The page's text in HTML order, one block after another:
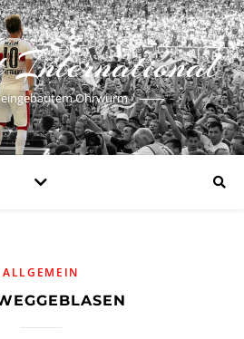
International
Ohrwurm
ALLGEMEIN